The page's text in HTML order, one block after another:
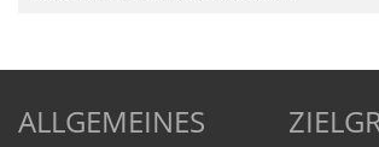
ALLGEMEINES